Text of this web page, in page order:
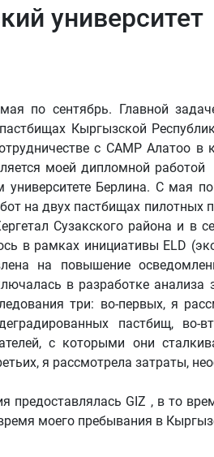
университет
по сентябрь. Главной
Кыргызской
с CAMP Алатоо в
моей дипломной
университете Берлина. С мая
на двух пастбищах пилотных
Сузакского района и в
в рамках инициативы ELD
​​на повышение
в разработке анализа
три: во-первых, я
пастбищ, во-
с которыми они
я рассмотрела затраты,
предоставлялась GIZ , в то
моего пребывания в